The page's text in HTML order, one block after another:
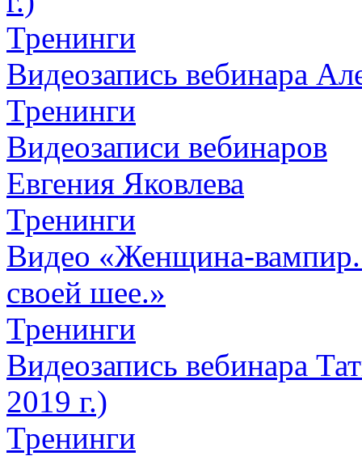
Тренинги
Видеозапись вебинара
Тренинги
Видеозаписи вебинаров
Евгения Яковлева
Тренинги
Видео «Женщина-вампир.
своей шее.»
Тренинги
Видеозапись вебинара
2019 г.)
Тренинги